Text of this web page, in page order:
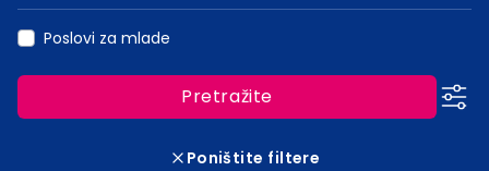
Poslovi za mlade
Pretražite
Poništite filtere